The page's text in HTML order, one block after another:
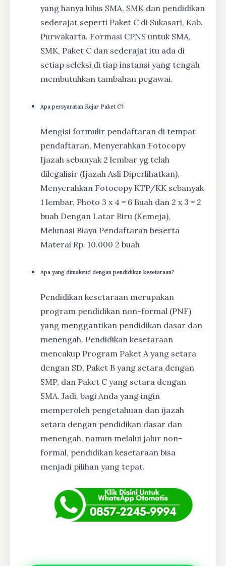
yang hanya lulus SMA, SMK dan pendidikan
sederajat seperti Paket C di Sukasari, Kab.
Purwakarta. Formasi CPNS untuk SMA,
SMK, Paket C dan sederajat itu ada di
setiap seleksi di tiap instansi yang tengah
membutuhkan tambahan pegawai.
Apa persyaratan Kejar Paket C?
Mengisi formulir pendaftaran di tempat
pendaftaran, Menyerahkan Fotocopy
Ijazah sebanyak 2 lembar yg telah
dilegalisir (Ijazah Asli Diperlihatkan),
Menyerahkan Fotocopy KTP/KK sebanyak
1 lembar, Photo 3 x 4 = 6 Buah dan 2 x 3 = 2
buah Dengan Latar Biru (Kemeja),
Melunasi Biaya Pendaftaran beserta
Materai Rp. 10.000 2 buah
Apa yang dimaksud dengan pendidikan kesetaraan?
Pendidikan kesetaraan merupakan
program pendidikan non-formal (PNF)
yang menggantikan pendidikan dasar dan
menengah. Pendidikan kesetaraan
mencakup Program Paket A yang setara
dengan SD, Paket B yang setara dengan
SMP, dan Paket C yang setara dengan
SMA. Jadi, bagi Anda yang ingin
memperoleh pengetahuan dan ijazah
setara dengan pendidikan dasar dan
menengah, namun melalui jalur non-
formal, pendidikan kesetaraan bisa
menjadi pilihan yang tepat.